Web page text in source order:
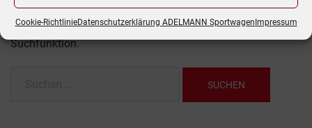
Cookie-RichtlinieDatenschutzerklärung ADELMANN SportwagenImpressum
Es sieht so aus, als ob wir nicht das finden konnten,
wonach du gesucht hast. Möglicherweise hilft die
Suchfunktion.